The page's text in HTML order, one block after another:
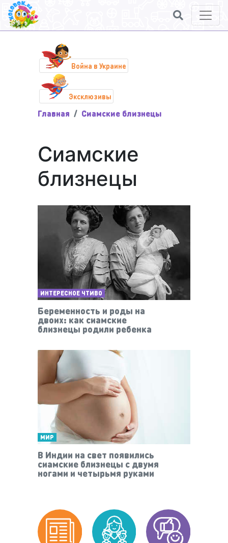
Война в Украине
Эксклюзивы
Главная Сиамские близнецы
Сиамские
близнецы
ИНТЕРЕСНОЕ ЧТИВО
Беременность и роды на
двоих: как сиамские
близнецы родили ребенка
МИР
В Индии на свет появились
сиамские близнецы с двумя
ногами и четырьмя руками